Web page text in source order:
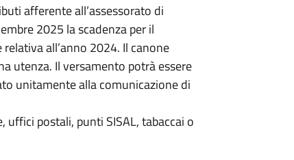
afferente all’assessorato di
2025 la scadenza per il
all’anno 2024. Il canone
utenza. Il versamento potrà essere
unitamente alla comunicazione di
postali, punti SISAL, tabaccai o